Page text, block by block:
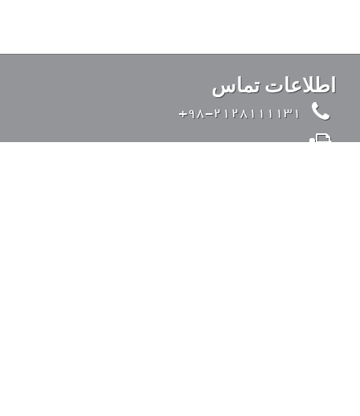
اطلاعات تماس
98-2128111131+
98-2126428371+